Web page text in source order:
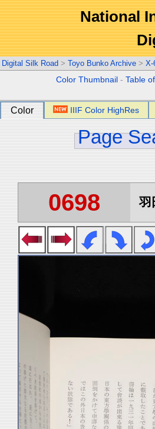
National
Digital Silk Road > Toyo Bunko Archive > X-
Color Thumbnail -Table
Color IIIF Color HighRes
Page
0698 羽